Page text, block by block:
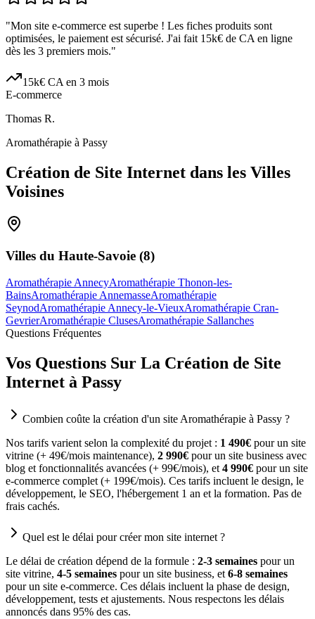
"Mon site e-commerce est superbe ! Les fiches produits sont
optimisées, le paiement est sécurisé. J'ai fait 15k€ de CA en ligne
dès les 3 premiers mois."
15k€ CA en 3 mois
E-commerce
Thomas R.
Aromathérapie à Passy
Création de Site Internet dans les Villes
Voisines
Villes du Haute-Savoie (8)
Aromathérapie AnnecyAromathérapie Thonon-les-
BainsAromathérapie AnnemasseAromathérapie
SeynodAromathérapie Annecy-le-VieuxAromathérapie Cran-
GevrierAromathérapie ClusesAromathérapie Sallanches
Questions Fréquentes
Vos Questions Sur La Création de Site
Internet à Passy
Combien coûte la création d'un site Aromathérapie à Passy ?
Nos tarifs varient selon la complexité du projet : 1 490€ pour un site
vitrine (+ 49€/mois maintenance), 2 990€ pour un site business avec
blog et fonctionnalités avancées (+ 99€/mois), et 4 990€ pour un site
e-commerce complet (+ 199€/mois). Ces tarifs incluent le design, le
développement, le SEO, l'hébergement 1 an et la formation. Pas de
frais cachés.
Quel est le délai pour créer mon site internet ?
Le délai de création dépend de la formule : 2-3 semaines pour un
site vitrine, 4-5 semaines pour un site business, et 6-8 semaines
pour un site e-commerce. Ces délais incluent la phase de design,
développement, tests et ajustements. Nous respectons les délais
annoncés dans 95% des cas.